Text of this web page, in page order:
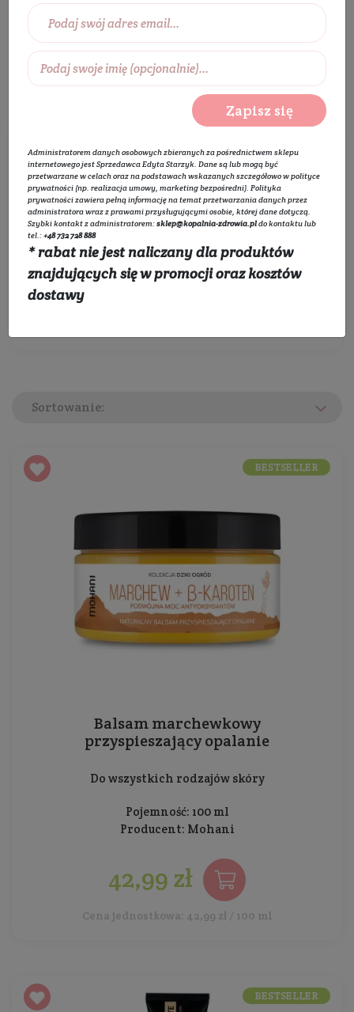
Mohani
0 zł 450 zł
Wybierz kategorie:
Rozwiń listę
Sortowanie:
Balsam marchewkowy
przyspieszający opalanie
Do wszystkich rodzajów skóry
Pojemność: 100 ml
Producent: Mohani
42,99 zł
Cena jednostkowa: 42,99 zł / 100 ml
BESTSELLER
BESTSELLER
Zapisz się
Administratorem danych osobowych zbieranych za pośrednictwem sklepu
internetowego jest Sprzedawca Edyta Starzyk. Dane są lub mogą być
przetwarzane w celach oraz na podstawach wskazanych szczegółowo wpolityce
prywatności (np. realizacja umowy, marketing bezpośredni). Polityka
prywatnościzawiera pełną informację na temat przetwarzania danych przez
administratora wraz z prawami przysługującymi osobie, której dane dotyczą.
Szybki kontakt z administratorem:sklep@kopalnia-zdrowia.pldo kontaktu lub
tel.:+48 732 728 888
* rabat nie jest naliczany dla produktów
znajdujących się w promocji oraz kosztów
dostawy